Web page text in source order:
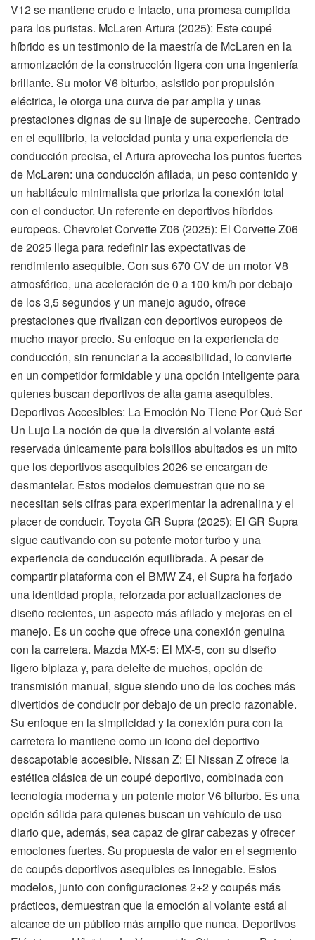
V12 se mantiene crudo e intacto, una promesa cumplida
para los puristas. McLaren Artura (2025): Este coupé
híbrido es un testimonio de la maestría de McLaren en la
armonización de la construcción ligera con una ingeniería
brillante. Su motor V6 biturbo, asistido por propulsión
eléctrica, le otorga una curva de par amplia y unas
prestaciones dignas de su linaje de supercoche. Centrado
en el equilibrio, la velocidad punta y una experiencia de
conducción precisa, el Artura aprovecha los puntos fuertes
de McLaren: una conducción afilada, un peso contenido y
un habitáculo minimalista que prioriza la conexión total
con el conductor. Un referente en deportivos híbridos
europeos. Chevrolet Corvette Z06 (2025): El Corvette Z06
de 2025 llega para redefinir las expectativas de
rendimiento asequible. Con sus 670 CV de un motor V8
atmosférico, una aceleración de 0 a 100 km/h por debajo
de los 3,5 segundos y un manejo agudo, ofrece
prestaciones que rivalizan con deportivos europeos de
mucho mayor precio. Su enfoque en la experiencia de
conducción, sin renunciar a la accesibilidad, lo convierte
en un competidor formidable y una opción inteligente para
quienes buscan deportivos de alta gama asequibles.
Deportivos Accesibles: La Emoción No Tiene Por Qué Ser
Un Lujo La noción de que la diversión al volante está
reservada únicamente para bolsillos abultados es un mito
que los deportivos asequibles 2026 se encargan de
desmantelar. Estos modelos demuestran que no se
necesitan seis cifras para experimentar la adrenalina y el
placer de conducir. Toyota GR Supra (2025): El GR Supra
sigue cautivando con su potente motor turbo y una
experiencia de conducción equilibrada. A pesar de
compartir plataforma con el BMW Z4, el Supra ha forjado
una identidad propia, reforzada por actualizaciones de
diseño recientes, un aspecto más afilado y mejoras en el
manejo. Es un coche que ofrece una conexión genuina
con la carretera. Mazda MX-5: El MX-5, con su diseño
ligero biplaza y, para deleite de muchos, opción de
transmisión manual, sigue siendo uno de los coches más
divertidos de conducir por debajo de un precio razonable.
Su enfoque en la simplicidad y la conexión pura con la
carretera lo mantiene como un icono del deportivo
descapotable accesible. Nissan Z: El Nissan Z ofrece la
estética clásica de un coupé deportivo, combinada con
tecnología moderna y un potente motor V6 biturbo. Es una
opción sólida para quienes buscan un vehículo de uso
diario que, además, sea capaz de girar cabezas y ofrecer
emociones fuertes. Su propuesta de valor en el segmento
de coupés deportivos asequibles es innegable. Estos
modelos, junto con configuraciones 2+2 y coupés más
prácticos, demuestran que la emoción al volante está al
alcance de un público más amplio que nunca. Deportivos